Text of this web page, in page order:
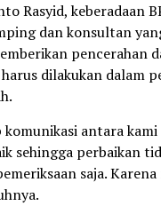
Rasyid, keberadaan
dan konsultan
pencerahan
dilakukan dalam
komunikasi antara
sehingga perbaikan
saja.